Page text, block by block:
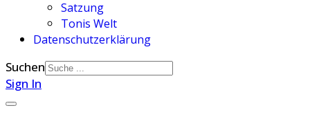
Satzung
Tonis Welt
Datenschutzerklärung
Suchen
Sign In